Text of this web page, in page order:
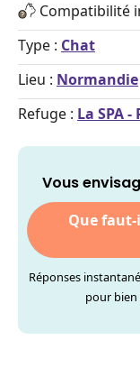
Compatibilité
Type : Chat
Lieu : Normandie
Refuge : La SPA
Vous
Que
Réponses
pour